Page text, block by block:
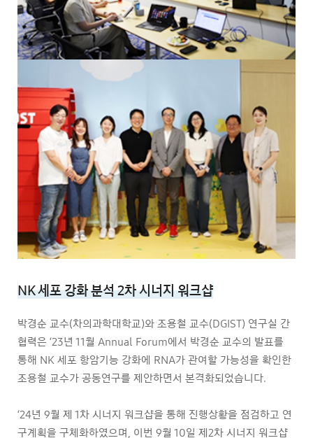
NK 세포 강화 분석 2차 시너지 워크샵
박경순 교수(차의과학대학교)와 조용철 교수(DGIST) 연구실 간
협력은 ‘23년 11월 Annual Forum에서 박경순 교수의 발표를
통해 NK 세포 항암기능 강화에 RNA가 관여할 가능성을 확인한
조용철 교수가 공동연구를 제안하면서 본격화되었습니다.
‘24년 9월 제 1차 시너지 워크샵을 통해 진행상황을 점검하고 연
구계획을 구체화하였으며, 이번 9월 10일 제2차 시너지 워크샵